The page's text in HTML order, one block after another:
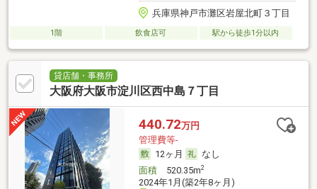
兵庫県神戸市灘区岩屋北町３丁目
1階 飲食店可 駅から徒歩1分以内
貸店舗・事務所
大阪府大阪市淀川区西中島７丁目
440.72万円
管理費等-
12ヶ月
なし
面積520.35m2
2024年1月(築2年8ヶ月)